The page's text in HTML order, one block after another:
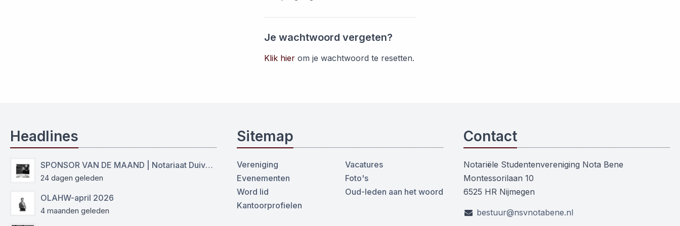
Je wachtwoord vergeten?
Klik hier om je wachtwoord te resetten.
Headlines
SPONSOR VAN DE MAAND | Notariaat Duiven Westervoort
24 dagen geleden
OLAHW-april 2026
4 maanden geleden
Sitemap
Vereniging
Evenementen
Word lid
Kantoorprofielen
Vacatures
Foto's
Oud-leden aan het woord
Contact
Notariële Studentenvereniging Nota Bene
Montessorilaan 10
6525 HR Nijmegen
bestuur@nsvnotabene.nl